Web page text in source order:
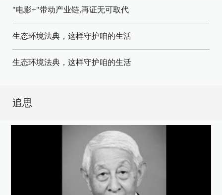
"电影+"带动产业链,再证无可取代
生态环境法典，这样守护咱的生活
生态环境法典，这样守护咱的生活
追思